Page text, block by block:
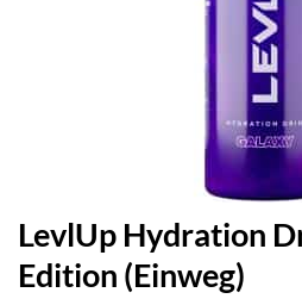
LevlUp Hydration
Edition (Einweg)